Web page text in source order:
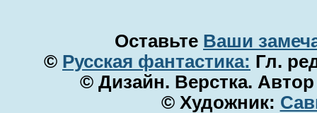
Оставьте Ваши
© Русская фантастика: Гл.
© Дизайн. Верстка.
© Художник: